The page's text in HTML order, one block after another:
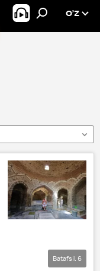
O’Z
Batafsil 6